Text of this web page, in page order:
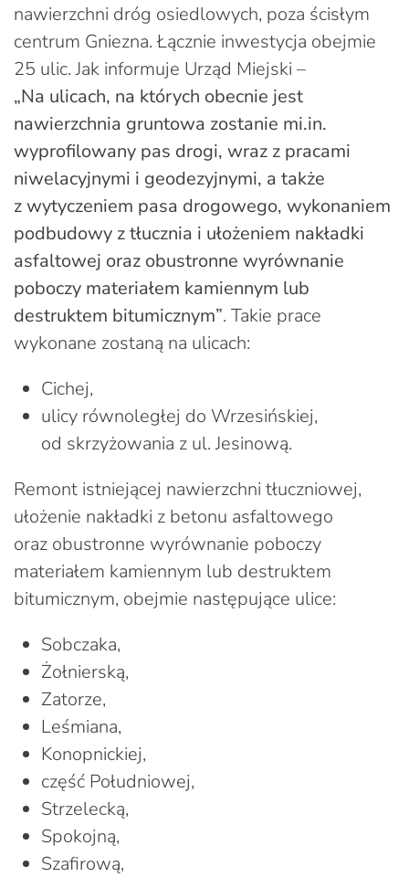
nawierzchni dróg osiedlowych, poza ścisłym
centrum Gniezna. Łącznie inwestycja obejmie
25 ulic. Jak informuje Urząd Miejski –
„Na ulicach, na których obecnie jest
nawierzchnia gruntowa zostanie mi.in.
wyprofilowany pas drogi, wraz z pracami
niwelacyjnymi i geodezyjnymi, a także
z wytyczeniem pasa drogowego, wykonaniem
podbudowy z tłucznia i ułożeniem nakładki
asfaltowej oraz obustronne wyrównanie
poboczy materiałem kamiennym lub
destruktem bitumicznym”. Takie prace
wykonane zostaną na ulicach:
Cichej,
ulicy równoległej do Wrzesińskiej,
od skrzyżowania z ul. Jesinową.
Remont istniejącej nawierzchni tłuczniowej,
ułożenie nakładki z betonu asfaltowego
oraz obustronne wyrównanie poboczy
materiałem kamiennym lub destruktem
bitumicznym, obejmie następujące ulice:
Sobczaka,
Żołnierską,
Zatorze,
Leśmiana,
Konopnickiej,
część Południowej,
Strzelecką,
Spokojną,
Szafirową,